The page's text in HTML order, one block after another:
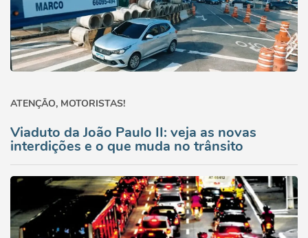
ATENÇÃO, MOTORISTAS!
Viaduto da João Paulo II: veja as novas
interdições e o que muda no trânsito